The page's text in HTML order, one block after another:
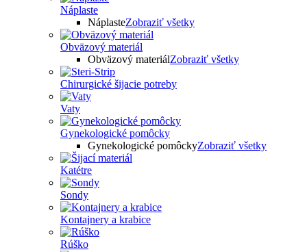
Náplaste
NáplasteZobraziť všetky
Obväzový materiál
Obväzový materiálZobraziť všetky
Chirurgické šijacie potreby
Vaty
Gynekologické pomôcky
Gynekologické pomôckyZobraziť všetky
Katétre
Sondy
Kontajnery a krabice
Rúško